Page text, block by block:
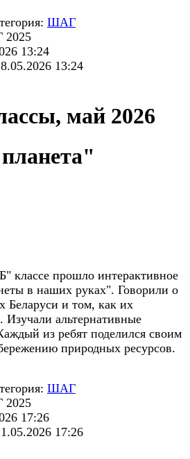
ШАГ
2025
13:24
13:24
май 2026
классе прошло интерактивное
в наших руках". Говорили о
Беларуси и том, как их
Изучали альтернативные
из ребят поделился своим
природных ресурсов.
ШАГ
2025
17:26
17:26